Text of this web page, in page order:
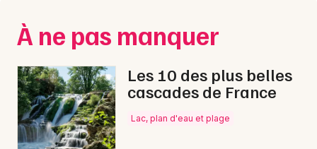
Spectacles
Concerts
Sports
Soirées
Nantes
Nice
Paris
Strasbourg
À ne pas manquer
Les 10 des plus belles
cascades de France
Lac, plan d'eau et plage